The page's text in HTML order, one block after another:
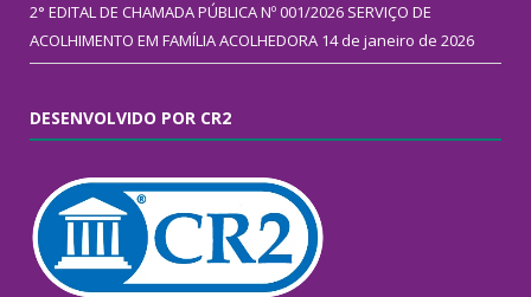
2° EDITAL DE CHAMADA PÚBLICA Nº 001/2026 SERVIÇO DE
ACOLHIMENTO EM FAMÍLIA ACOLHEDORA 14 de janeiro de 2026
DESENVOLVIDO POR CR2